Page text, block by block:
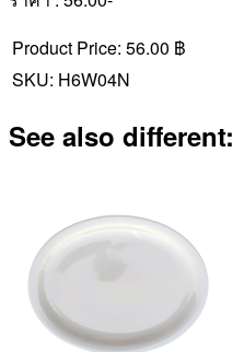
Product Price: 56.00 ฿
SKU: H6W04N
See also different: